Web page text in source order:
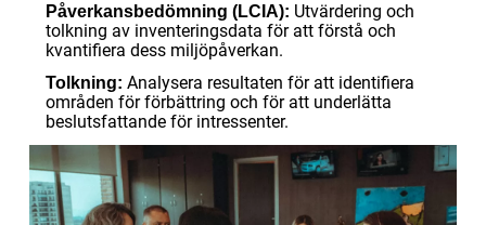
Påverkansbedömning (LCIA): Utvärdering och
tolkning av inventeringsdata för att förstå och
kvantifiera dess miljöpåverkan.
Tolkning: Analysera resultaten för att identifiera
områden för förbättring och för att underlätta
beslutsfattande för intressenter.